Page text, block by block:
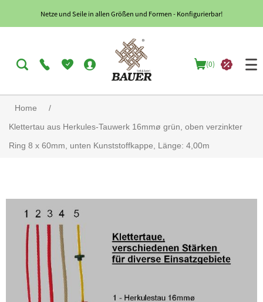
Netze und Seile in allen Größen und Formen - Konfigurierbar!
(0)
Home
/
Klettertau aus Herkules-Tauwerk 16mmø grün, oben verzinkter
Ring 8 x 60mm, unten Kunststoffkappe, Länge: 4,00m